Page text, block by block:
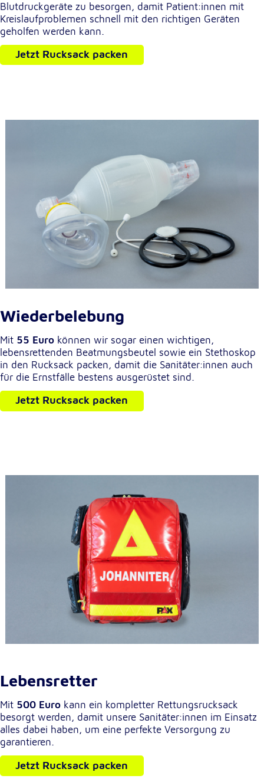
Blutdruckgeräte zu besorgen, damit Patient:innen mit
Kreislaufproblemen schnell mit den richtigen Geräten
geholfen werden kann.
Jetzt Rucksack packen
Wiederbelebung
Mit 55 Euro können wir sogar einen wichtigen,
lebensrettenden Beatmungsbeutel sowie ein Stethoskop
in den Rucksack packen, damit die Sanitäter:innen auch
für die Ernstfälle bestens ausgerüstet sind.
Jetzt Rucksack packen
Lebensretter
Mit 500 Euro kann ein kompletter Rettungsrucksack
besorgt werden, damit unsere Sanitäter:innen im Einsatz
alles dabei haben, um eine perfekte Versorgung zu
garantieren.
Jetzt Rucksack packen